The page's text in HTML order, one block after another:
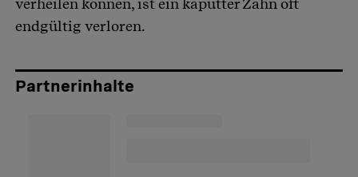
verheilen können, ist ein kaputter Zahn oft
endgültig verloren.
Partnerinhalte